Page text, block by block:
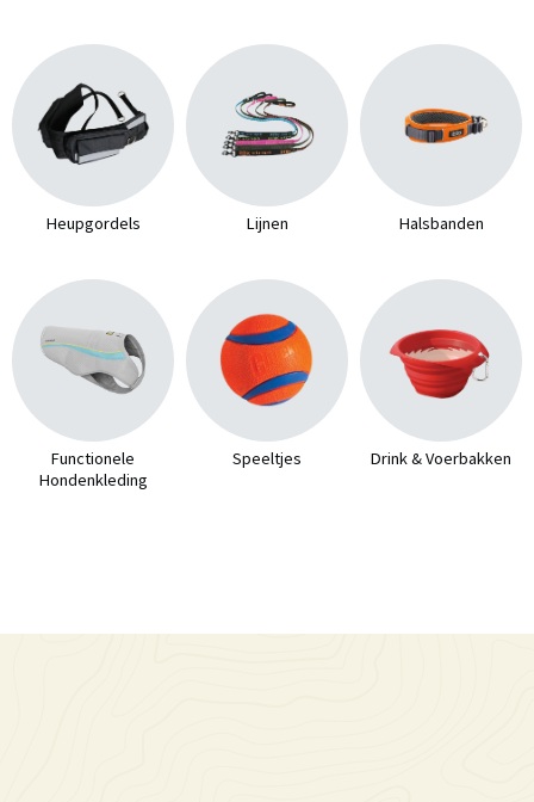
Heupgordels Lijnen Halsbanden
Functionele
Hondenkleding
Speeltjes Drink & Voerbakken